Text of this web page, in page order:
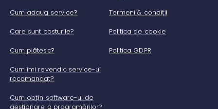
Cum adaug service?
Care sunt costurile?
Cum plătesc?
Cum îmi revendic service-ul
recomandat?
Cum obțin software-ul de
gestionare a programărilor?
Termeni & condiții
Politica de cookie
Politica GDPR